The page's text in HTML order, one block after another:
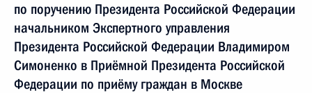
по поручению Президента Российской Федерации
начальником Экспертного управления
Президента Российской Федерации Владимиром
Симоненко в Приёмной Президента Российской
Федерации по приёму граждан в Москве